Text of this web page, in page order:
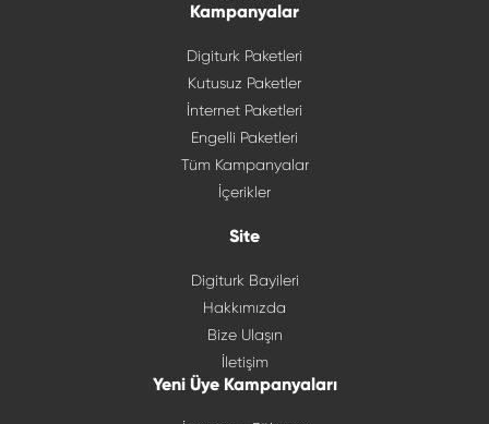
Kampanyalar
Digiturk Paketleri
Kutusuz Paketler
İnternet Paketleri
Engelli Paketleri
Tüm Kampanyalar
İçerikler
Site
Digiturk Bayileri
Hakkımızda
Bize Ulaşın
İletişim
Yeni Üye Kampanyaları